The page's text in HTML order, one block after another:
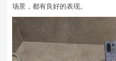
场景，都有良好的表现。